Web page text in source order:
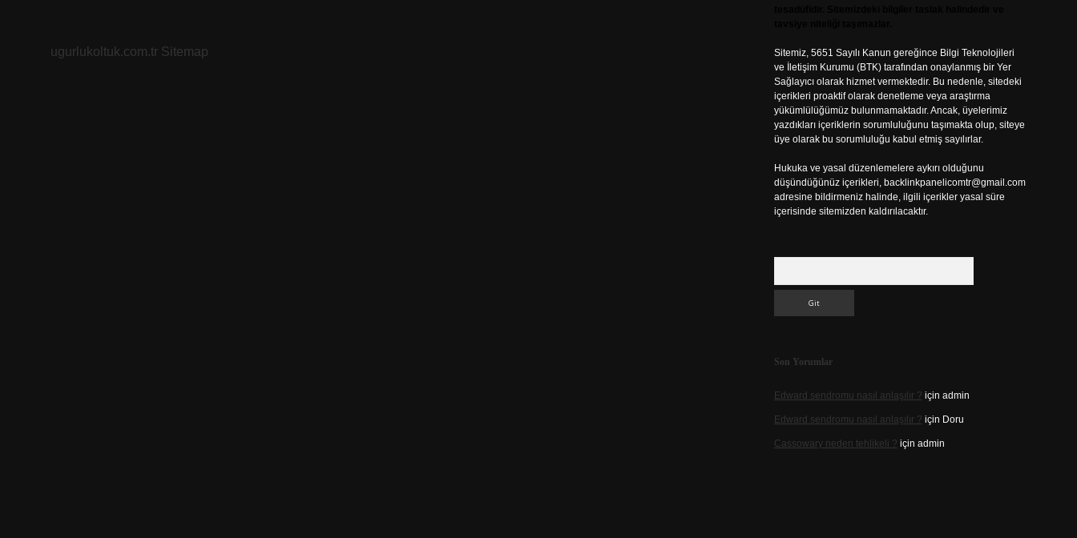
ugurlukoltuk.com.tr Sitemap
Sitemiz, 5651 Sayılı Kanun gereğince Bilgi Teknolojileri
ve İletişim Kurumu (BTK) tarafından onaylanmış bir Yer
Sağlayıcı olarak hizmet vermektedir. Bu nedenle, sitedeki
içerikleri proaktif olarak denetleme veya araştırma
yükümlülüğümüz bulunmamaktadır. Ancak, üyelerimiz
yazdıkları içeriklerin sorumluluğunu taşımakta olup, siteye
üye olarak bu sorumluluğu kabul etmiş sayılırlar.
Hukuka ve yasal düzenlemelere aykırı olduğunu
düşündüğünüz içerikleri, backlinkpanelicomtr@gmail.com
adresine bildirmeniz halinde, ilgili içerikler yasal süre
içerisinde sitemizden kaldırılacaktır.
Son Yorumlar
Edward sendromu nasıl anlaşılır ? için admin
Edward sendromu nasıl anlaşılır ? için Doru
Cassowary neden tehlikeli ? için admin